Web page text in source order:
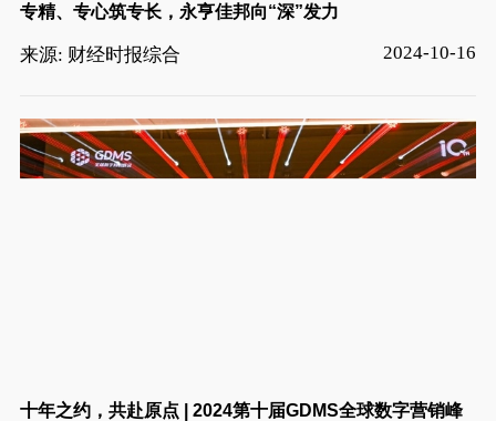
专精、专心筑专长，永亨佳邦向“深”发力
来源: 财经时报综合 2024-10-16
十年之约，共赴原点 | 2024第十届GDMS全球数字营销峰